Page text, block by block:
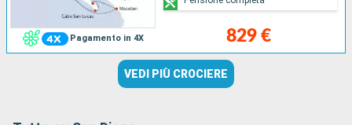
Pagamento in 4X 829 €
VEDI PIÙ CROCIERE